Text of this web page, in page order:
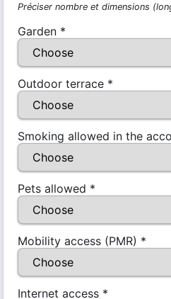
Préciser nombre et dimensions
Garden *
Outdoor terrace *
Smoking allowed in the
Pets allowed *
Mobility access (PMR) *
Internet access *